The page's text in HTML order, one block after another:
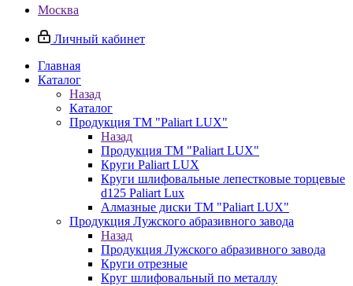
Москва
Личный кабинет
Главная
Каталог
Назад
Каталог
Продукция ТМ "Paliart LUX"
Назад
Продукция ТМ "Paliart LUX"
Круги Paliart LUX
Круги шлифовальные лепестковые торцевые
d125 Paliart Lux
Алмазные диски ТМ "Paliart LUX"
Продукция Лужского абразивного завода
Назад
Продукция Лужского абразивного завода
Круги отрезные
Круг шлифовальный по металлу